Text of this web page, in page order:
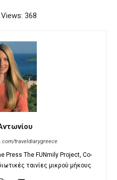
368
traveldiarygreece
Press The FUNmily Project, Co-
ταινίες μικρού μήκους